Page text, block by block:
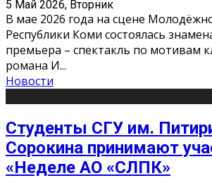
5 Май 2026, Вторник
В мае 2026 года на сцене
Республики Коми состоялась
премьера – спектакль по мотивам
романа И...
Новости
Студенты СГУ им.
Сорокина принимают
«Неделе АО «СЛПК»